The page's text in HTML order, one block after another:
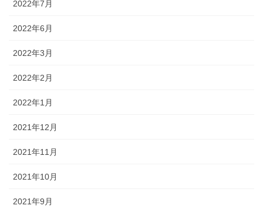
2022年7月
2022年6月
2022年3月
2022年2月
2022年1月
2021年12月
2021年11月
2021年10月
2021年9月